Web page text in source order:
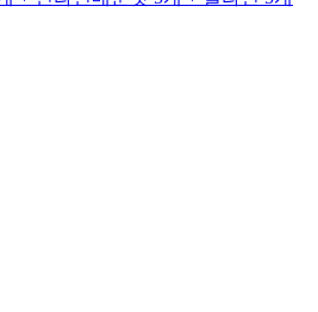
+ 진라면매운맛 5개 + 열라면 5개